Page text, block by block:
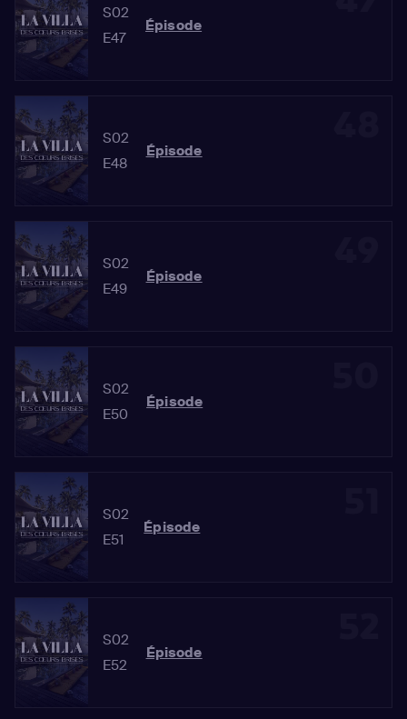
S02
E47
Épisode
S02
E48
Épisode
S02
E49
Épisode
S02
E50
Épisode
S02
E51
Épisode
S02
E52
Épisode